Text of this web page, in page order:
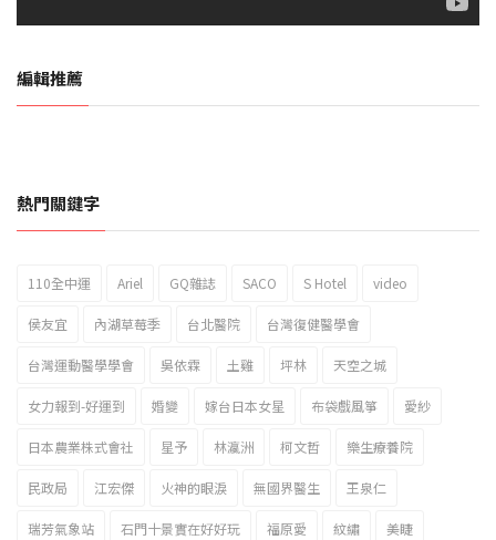
編輯推薦
2023新北市北海岸國際風箏節「風在石起」霸氣回歸
熱門關鍵字
110全中運 Ariel GQ雜誌 SACO S Hotel video
侯友宜 內湖草莓季 台北醫院 台灣復健醫學會
台灣運動醫學學會 吳依霖 土雞 坪林 天空之城
女力報到-好運到 婚變 嫁台日本女星 布袋戲風箏 愛紗
日本農業株式會社 星予 林瀛洲 柯文哲 樂生療養院
民政局 江宏傑 火神的眼淚 無國界醫生 王泉仁
瑞芳氣象站 石門十景實在好好玩 福原愛 紋繡 美睫